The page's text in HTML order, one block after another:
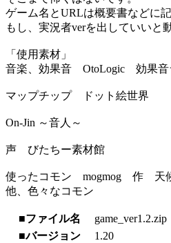
ゲーム名とURLは概要書などに
もし、実況者verを出していいと
「使用素材」
音楽、効果音 OtoLogic 効果音
マップチップ ドット絵世界
On-Jin ～音人～
声 びたちー素材館
使ったコモン mogmog 作 天
他、色々なコモン
■ファイル名
game_ver1.2.zip
■バージョン
1.20